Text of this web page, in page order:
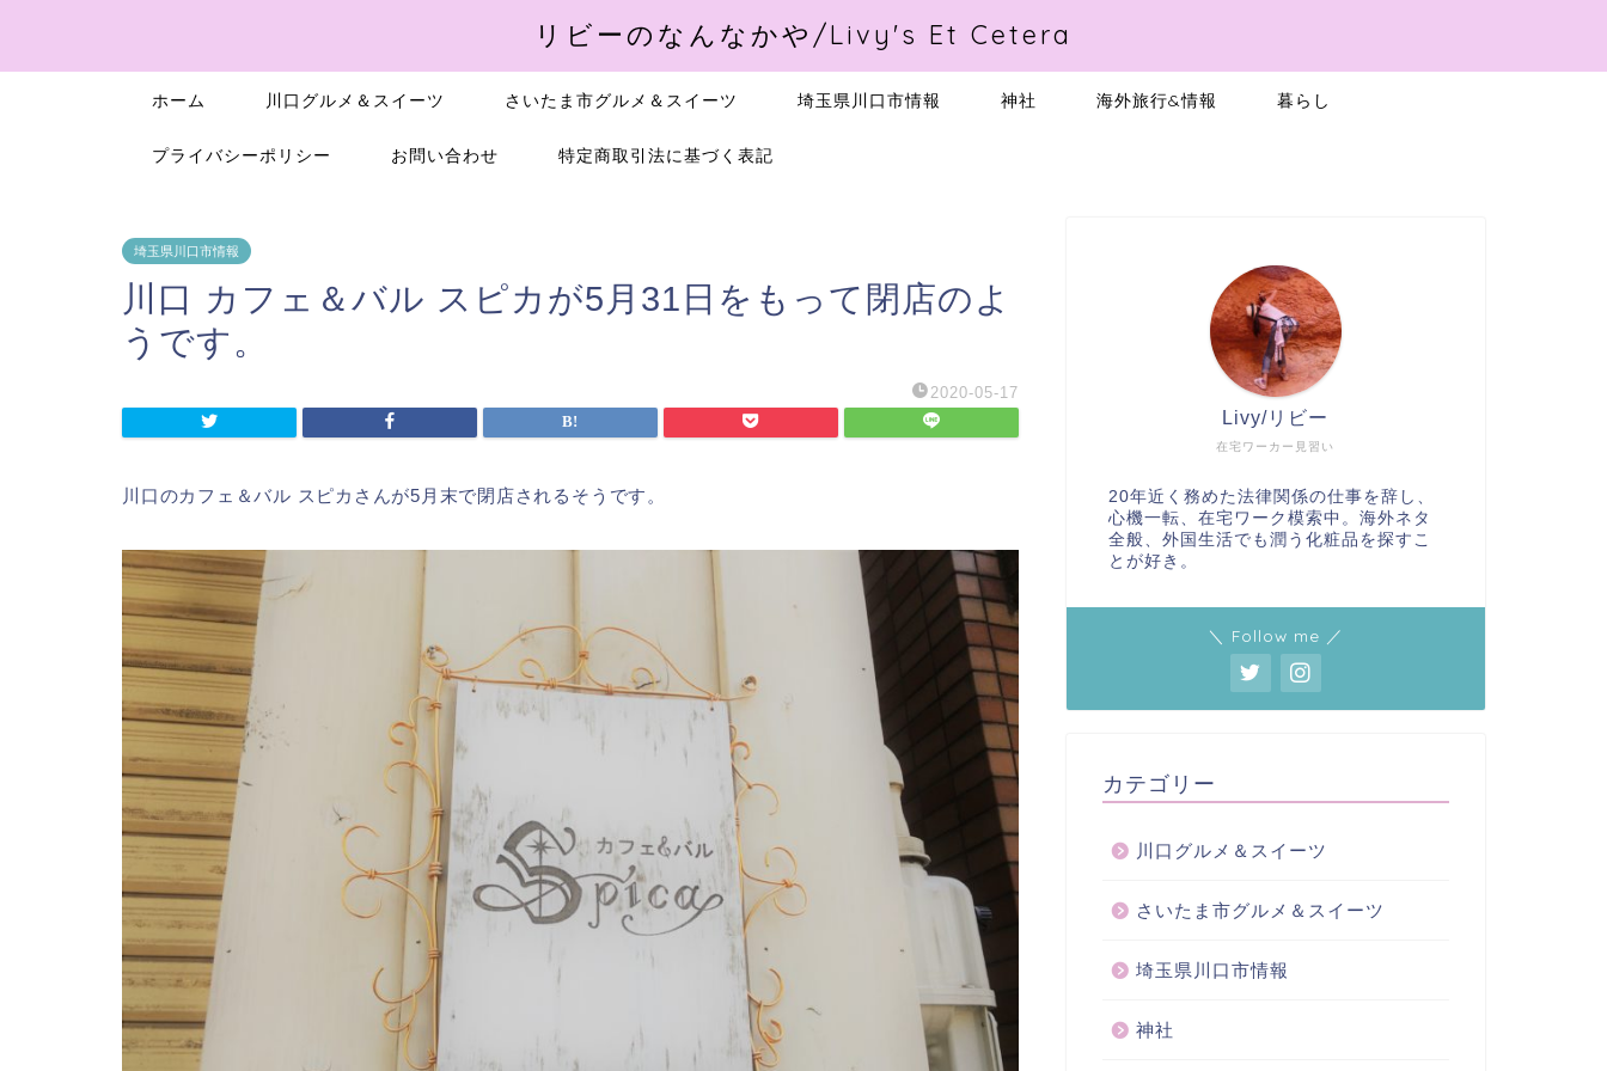
リビーのなんなかや/Livy's Et Cetera
ホーム 川口グルメ＆スイーツ さいたま市グルメ＆スイーツ 埼玉県川口市情報 神社 海外旅行&情報 暮らし
プライバシーポリシー お問い合わせ 特定商取引法に基づく表記
埼玉県川口市情報
川口 カフェ＆バル スピカが5月31日をもって閉店のよ
うです。
2020-05-17
川口のカフェ＆バル スピカさんが5月末で閉店されるそうです。
在宅ワーカー見習い
Livy/リビー
20年近く務めた法律関係の仕事を辞し、
心機一転、在宅ワーク模索中。海外ネタ
全般、外国生活でも潤う化粧品を探すこ
とが好き。
＼ Follow me ／
カテゴリー
川口グルメ＆スイーツ
さいたま市グルメ＆スイーツ
埼玉県川口市情報
神社